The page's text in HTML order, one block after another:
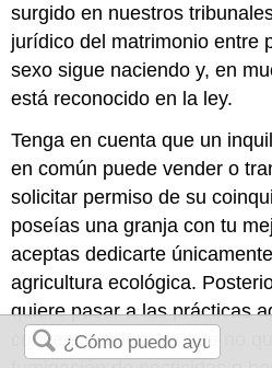
surgido en nuestros
jurídico del matrimonio entre
sexo sigue naciendo y, en
está reconocido en la ley.
Tenga en cuenta que un
en común puede vender o
solicitar permiso de su
poseías una granja con tu
aceptas dedicarte
agricultura ecológica.
quiere pasar a las prácticas
convencionales. Ya que no